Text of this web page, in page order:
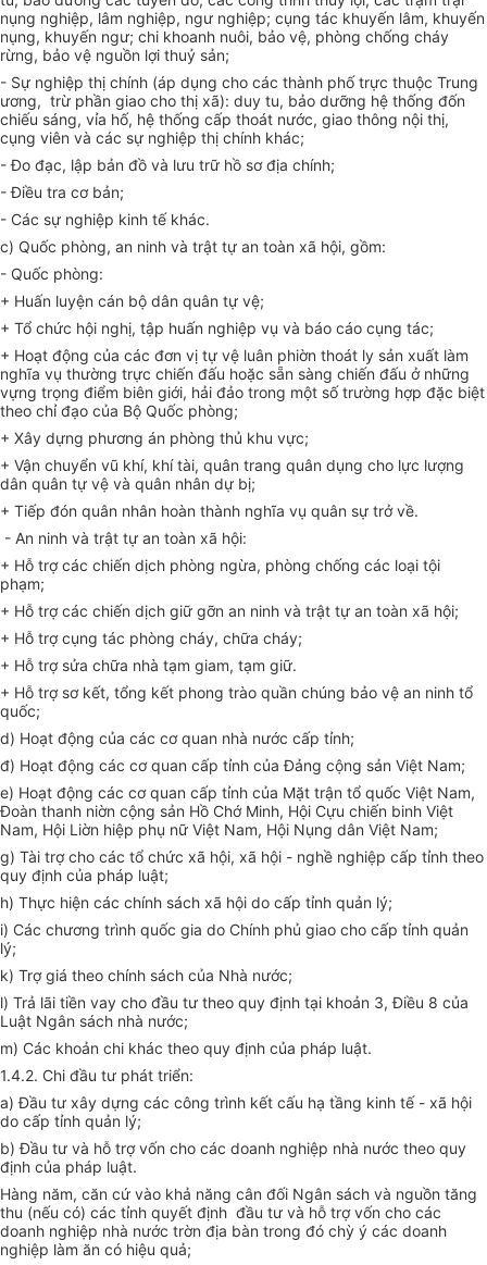
nụng nghiệp, lâm nghiệp, ngư nghiệp; cụng tác khuyến lâm, khuyến
nụng, khuyến ngư; chi khoanh nuôi, bảo vệ, phòng chống cháy
rừng, bảo vệ nguồn lợi thuỷ sản;
- Sự nghiệp thị chính (áp dụng cho các thành phố trực thuộc Trung
ương, trừ phần giao cho thị xã): duy tu, bảo dưỡng hệ thống đốn
chiếu sáng, vỉa hố, hệ thống cấp thoát nước, giao thông nội thị,
cụng viên và các sự nghiệp thị chính khác;
- Đo đạc, lập bản đồ và lưu trữ hồ sơ địa chính;
- Điều tra cơ bản;
- Các sự nghiệp kinh tế khác.
c) Quốc phòng, an ninh và trật tự an toàn xã hội, gồm:
- Quốc phòng:
+ Huấn luyện cán bộ dân quân tự vệ;
+ Tổ chức hội nghị, tập huấn nghiệp vụ và báo cáo cụng tác;
+ Hoạt động của các đơn vị tự vệ luân phiờn thoát ly sản xuất làm
nghĩa vụ thường trực chiến đấu hoặc sẵn sàng chiến đấu ở những
vựng trọng điểm biên giới, hải đảo trong một số trường hợp đặc biệt
theo chỉ đạo của Bộ Quốc phòng;
+ Xây dựng phương án phòng thủ khu vực;
+ Vận chuyển vũ khí, khí tài, quân trang quân dụng cho lực lượng
dân quân tự vệ và quân nhân dự bị;
+ Tiếp đón quân nhân hoàn thành nghĩa vụ quân sự trở về.
- An ninh và trật tự an toàn xã hội:
+ Hỗ trợ các chiến dịch phòng ngừa, phòng chống các loại tội
phạm;
+ Hỗ trợ các chiến dịch giữ gỡn an ninh và trật tự an toàn xã hội;
+ Hỗ trợ cụng tác phòng cháy, chữa cháy;
+ Hỗ trợ sửa chữa nhà tạm giam, tạm giữ.
+ Hỗ trợ sơ kết, tổng kết phong trào quần chúng bảo vệ an ninh tổ
quốc;
d) Hoạt động của các cơ quan nhà nước cấp tỉnh;
đ) Hoạt động các cơ quan cấp tỉnh của Đảng cộng sản Việt Nam;
e) Hoạt động các cơ quan cấp tỉnh của Mặt trận tổ quốc Việt Nam,
Đoàn thanh niờn cộng sản Hồ Chớ Minh, Hội Cựu chiến binh Việt
Nam, Hội Liờn hiệp phụ nữ Việt Nam, Hội Nụng dân Việt Nam;
g) Tài trợ cho các tổ chức xã hội, xã hội - nghề nghiệp cấp tỉnh theo
quy định của pháp luật;
h) Thực hiện các chính sách xã hội do cấp tỉnh quản lý;
i) Các chương trình quốc gia do Chính phủ giao cho cấp tỉnh quản
lý;
k) Trợ giá theo chính sách của Nhà nước;
l) Trả lãi tiền vay cho đầu tư theo quy định tại khoản 3, Điều 8 của
Luật Ngân sách nhà nước;
m) Các khoản chi khác theo quy định của pháp luật.
1.4.2. Chi đầu tư phát triển:
a) Đầu tư xây dựng các công trình kết cấu hạ tầng kinh tế - xã hội
do cấp tỉnh quản lý;
b) Đầu tư và hỗ trợ vốn cho các doanh nghiệp nhà nước theo quy
định của pháp luật.
Hàng năm, căn cứ vào khả năng cân đối Ngân sách và nguồn tăng
thu (nếu có) các tỉnh quyết định đầu tư và hỗ trợ vốn cho các
doanh nghiệp nhà nước trờn địa bàn trong đó chỳ ý các doanh
nghiệp làm ăn có hiệu quả;